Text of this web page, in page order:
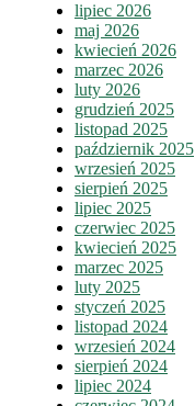
lipiec 2026
maj 2026
kwiecień 2026
marzec 2026
luty 2026
grudzień 2025
listopad 2025
październik 2025
wrzesień 2025
sierpień 2025
lipiec 2025
czerwiec 2025
kwiecień 2025
marzec 2025
luty 2025
styczeń 2025
listopad 2024
wrzesień 2024
sierpień 2024
lipiec 2024